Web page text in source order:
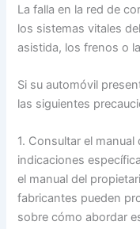
La falla en la red de
los sistemas vitales
asistida, los frenos o
Si su automóvil
las siguientes
1. Consultar el
indicaciones
el manual del
fabricantes pueden
sobre cómo abordar